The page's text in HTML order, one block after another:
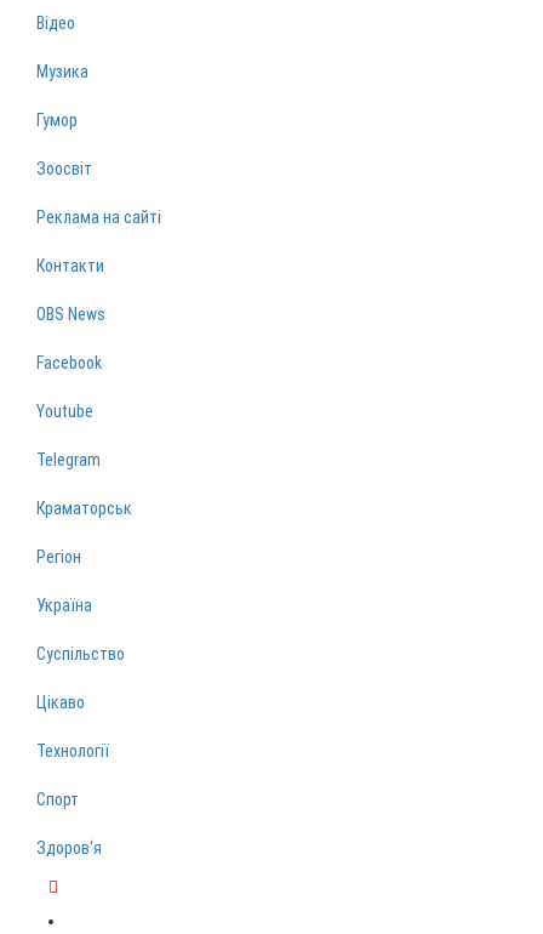
Відео
Музика
Гумор
Зоосвіт
Реклама на сайті
Контакти
OBS News
Facebook
Youtube
Telegram
Краматорськ
Регіон
Україна
Суспільство
Цікаво
Технології
Спорт
Здоров‘я